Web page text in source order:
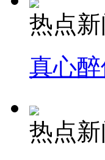
热点新
真心
热点新